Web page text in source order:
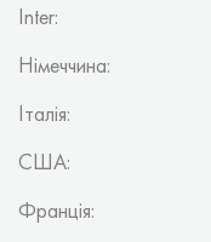
Inter:
Німеччина:
Італія:
США:
Франція: